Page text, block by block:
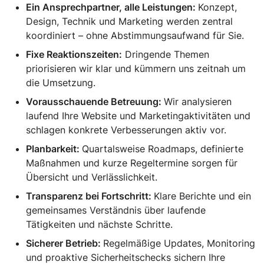
Ein Ansprechpartner, alle Leistungen: Konzept,
Design, Technik und Marketing werden zentral
koordiniert – ohne Abstimmungsaufwand für Sie.
Fixe Reaktionszeiten: Dringende Themen
priorisieren wir klar und kümmern uns zeitnah um
die Umsetzung.
Vorausschauende Betreuung: Wir analysieren
laufend Ihre Website und Marketingaktivitäten und
schlagen konkrete Verbesserungen aktiv vor.
Planbarkeit: Quartalsweise Roadmaps, definierte
Maßnahmen und kurze Regeltermine sorgen für
Übersicht und Verlässlichkeit.
Transparenz bei Fortschritt: Klare Berichte und ein
gemeinsames Verständnis über laufende
Tätigkeiten und nächste Schritte.
Sicherer Betrieb: Regelmäßige Updates, Monitoring
und proaktive Sicherheitschecks sichern Ihre